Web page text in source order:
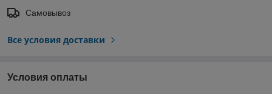
Самовывоз
Все условия доставки
Условия оплаты